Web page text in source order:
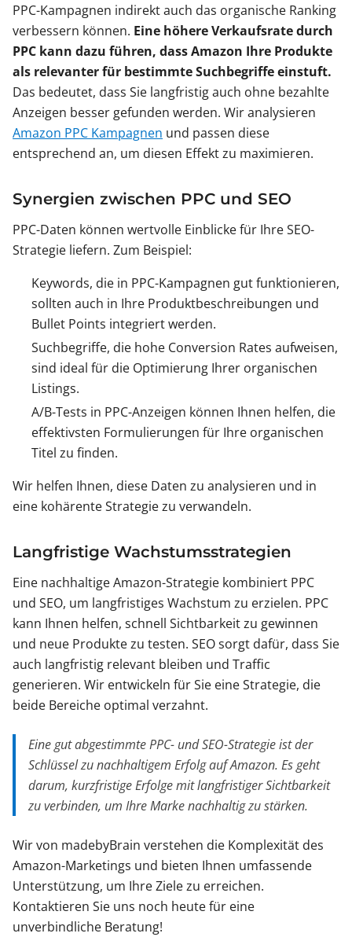
PPC-Kampagnen indirekt auch das organische Ranking
verbessern können. Eine höhere Verkaufsrate durch
PPC kann dazu führen, dass Amazon Ihre Produkte
als relevanter für bestimmte Suchbegriffe einstuft.
Das bedeutet, dass Sie langfristig auch ohne bezahlte
Anzeigen besser gefunden werden. Wir analysieren
Amazon PPC Kampagnen und passen diese
entsprechend an, um diesen Effekt zu maximieren.
Synergien zwischen PPC und SEO
PPC-Daten können wertvolle Einblicke für Ihre SEO-
Strategie liefern. Zum Beispiel:
Keywords, die in PPC-Kampagnen gut funktionieren,
sollten auch in Ihre Produktbeschreibungen und
Bullet Points integriert werden.
Suchbegriffe, die hohe Conversion Rates aufweisen,
sind ideal für die Optimierung Ihrer organischen
Listings.
A/B-Tests in PPC-Anzeigen können Ihnen helfen, die
effektivsten Formulierungen für Ihre organischen
Titel zu finden.
Wir helfen Ihnen, diese Daten zu analysieren und in
eine kohärente Strategie zu verwandeln.
Langfristige Wachstumsstrategien
Eine nachhaltige Amazon-Strategie kombiniert PPC
und SEO, um langfristiges Wachstum zu erzielen. PPC
kann Ihnen helfen, schnell Sichtbarkeit zu gewinnen
und neue Produkte zu testen. SEO sorgt dafür, dass Sie
auch langfristig relevant bleiben und Traffic
generieren. Wir entwickeln für Sie eine Strategie, die
beide Bereiche optimal verzahnt.
Eine gut abgestimmte PPC- und SEO-Strategie ist der
Schlüssel zu nachhaltigem Erfolg auf Amazon. Es geht
darum, kurzfristige Erfolge mit langfristiger Sichtbarkeit
zu verbinden, um Ihre Marke nachhaltig zu stärken.
Wir von madebyBrain verstehen die Komplexität des
Amazon-Marketings und bieten Ihnen umfassende
Unterstützung, um Ihre Ziele zu erreichen.
Kontaktieren Sie uns noch heute für eine
unverbindliche Beratung!